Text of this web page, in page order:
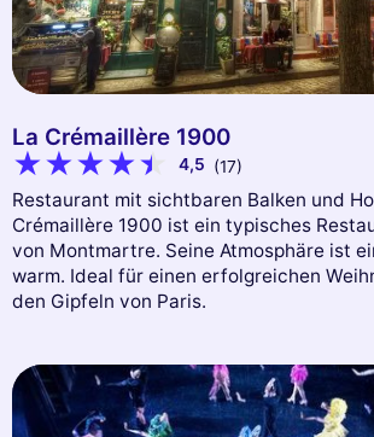
La Crémaillère 1900
4,5 (17)
Restaurant mit sichtbaren Balken und
Crémaillère 1900 ist ein typisches
von Montmartre. Seine Atmosphäre ist
warm. Ideal für einen erfolgreichen
den Gipfeln von Paris.